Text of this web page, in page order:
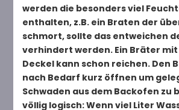
werden die besonders viel
enthalten, z.B. ein Braten der
schmort, sollte das entweichen
verhindert werden. Ein Bräter
Deckel kann schon reichen. Den
nach Bedarf kurz öffnen um
Schwaden aus dem Backofen zu
völlig logisch: Wenn viel Liter